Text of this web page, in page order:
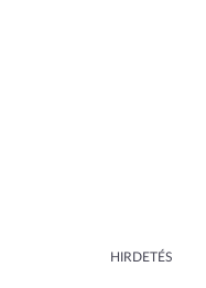
HIRDETÉS